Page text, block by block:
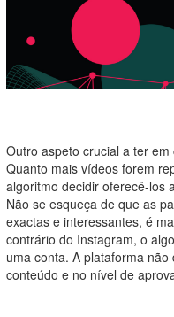
Outro aspeto crucial a ter
Quanto mais vídeos forem
algoritmo decidir oferecê-los
Não se esqueça de que as
exactas e interessantes, é
contrário do Instagram, o
uma conta. A plataforma
conteúdo e no nível de